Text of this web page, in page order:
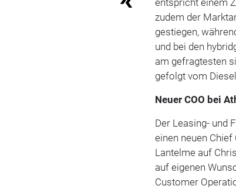
zudem der
gestiegen,
und bei den
am gefragtesten
gefolgt vom
Neuer COO bei
Der Leasing- und
einen neuen
Lantelme auf
auf eigenen
Customer